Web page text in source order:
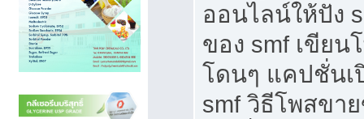
ออนไลน์ให้ปัง
ของ smf เขียน
โดนๆ แคปชั่นเ
smf วิธีโพสขา